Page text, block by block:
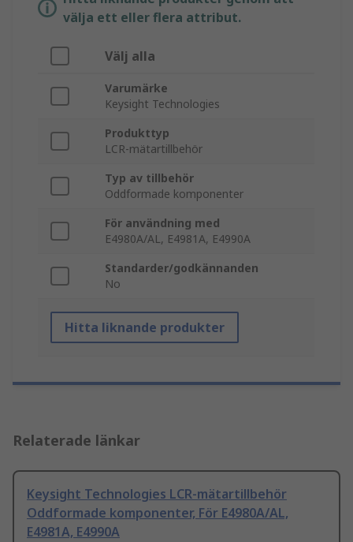
välja ett eller flera attribut.
Välj alla
Varumärke
Keysight Technologies
Produkttyp
LCR-mätartillbehör
Typ av tillbehör
Oddformade komponenter
För användning med
E4980A/AL, E4981A, E4990A
Standarder/godkännanden
No
Hitta liknande produkter
Relaterade länkar
Keysight Technologies LCR-mätartillbehör
Oddformade komponenter, För E4980A/AL,
E4981A, E4990A